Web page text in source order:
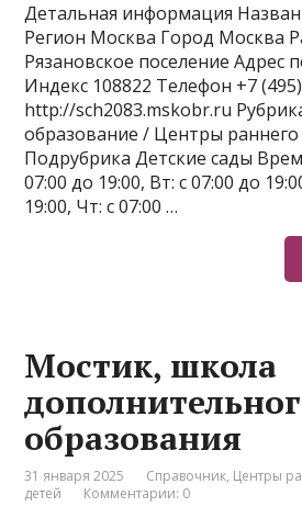
Детальная информация
Регион Москва Город Москва
Рязановское поселение Адрес
Индекс 108822 Телефон +7
http://sch2083.mskobr.ru
образование / Центры раннего
Подрубрика Детские сады
07:00 до 19:00, Вт: с 07:00 до
19:00, Чт: с 07:00 …
Мостик, школа
образования
31 января 2025 Справочник, Центры
детей
Комментарии: 0